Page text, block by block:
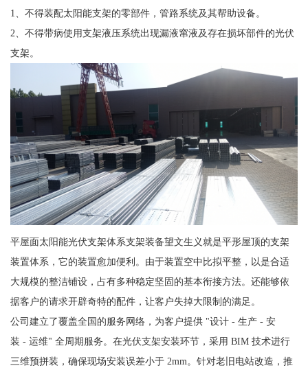
1、不得装配太阳能支架的零部件，管路系统及其帮助设备。
2、不得带病使用支架液压系统出现漏液窜液及存在损坏部件的光伏
支架。
平屋面太阳能光伏支架体系支架装备望文生义就是平形屋顶的支架
装置体系，它的装置愈加便利。由于装置空中比拟平整，以是合适
大规模的整洁铺设，占有多种稳定坚固的基本衔接方法。还能够依
据客户的请求开辟奇特的配件，让客户失掉大限制的满足。
公司建立了覆盖全国的服务网络，为客户提供 "设计 - 生产 - 安
装 - 运维" 全周期服务。在光伏支架安装环节，采用 BIM 技术进行
三维预拼装，确保现场安装误差小于 2mm。针对老旧电站改造，推